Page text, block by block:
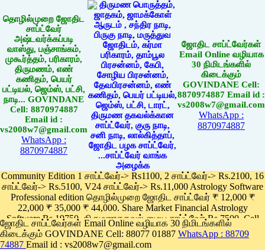
தொழில்முறை ஜோதிட
சாப்ட்வேர்
அஷ்டவர்க்கப்படி
வாஸ்து, பஞ்சாங்கம்,
முகூர்த்தம், பரிகாரம்,
திருமணம், எண்
கணிதம், பெயர்
பட்டியல், ஜெம்ஸ், பட்சி,
நாடி... GOVINDANE
Cell: 8870974887
Email id :
vs2008w7@gmail.com
WhatsApp :
8870974887
ஜோதிட சாப்ட்வேர்கள்
Email Online வழியாக
30 நிமிடங்களில்
கிடைக்கும்
GOVINDANE Cell:
8870974887 Email id :
vs2008w7@gmail.com
WhatsApp :
8870974887
Community Edition 1 சாப்ட்வேர்-> Rs1100, 2 சாப்ட்வேர்-> Rs.2100, 16
சாப்ட்வேர்-> Rs.5100, V24 சாப்ட்வேர்-> Rs.11,000 Astrology Software
Professional edition தொழில்முறை ஜோதிட சாப்ட்வேர் ₹ 12,000 ₹
22,000 ₹ 35,000 ₹ 44,000. Share Market Financial Astrology
Software Rs.19750, திருமணதகவல் மைய சாப்ட்வேர் Rs.7500, Cell
Phone App Rs. 1100
Pay online
ஜோதிட சாப்ட்வேர்கள் Email Online வழியாக 30 நிமிடங்களில்
கிடைக்கும் GOVINDANE Cell: 88077 01887 WhatsApp : 88709
74887 Email id : vs2008w7@gmail.com